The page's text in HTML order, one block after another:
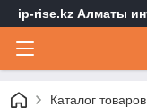
ip-rise.kz Алматы
Каталог товаров